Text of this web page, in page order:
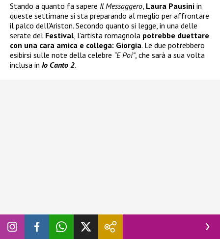
Stando a quanto fa sapere Il Messaggero Laura Pausini in
queste settimane si sta preparando al meglio per affrontare
il palco dell’Ariston. Secondo quanto si legge, in una delle
serate del Festival , l’artista romagnola potrebbe duettare
con una cara amica e collega: Giorgia. Le due potrebbero
esibirsi sulle note della celebre “E Poi”, che sarà a sua volta
inclusa in Io Canto 2.